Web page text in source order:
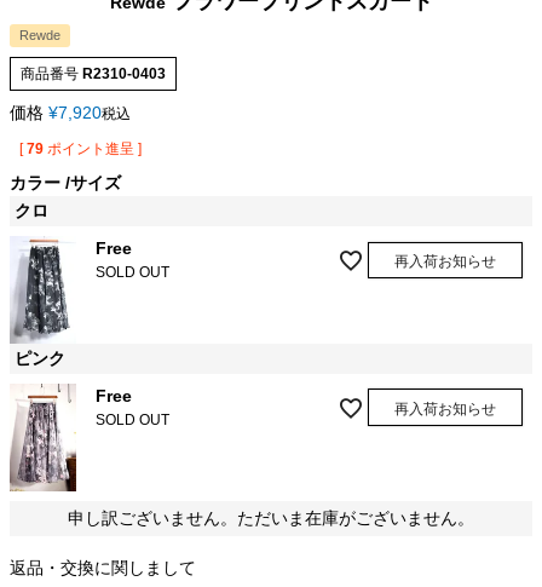
Rewde
商品番号 R2310-0403
価格 ¥7,920税込
[ 79 ポイント進呈 ]
カラー サイズ
クロ
Free
SOLD OUT
再入荷お知らせ
ピンク
Free
SOLD OUT
再入荷お知らせ
申し訳ございません。ただいま在庫がございません。
返品・交換に関しまして